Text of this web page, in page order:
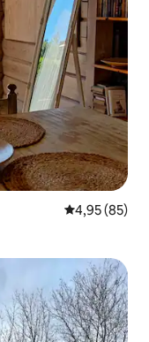
4,95 de uma
4,95 (85)